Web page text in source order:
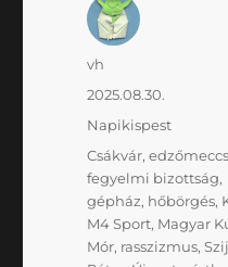
Szerző
vh
Közzétéve
2025.08.30.
Kategória
Napikispest
Címke
Csákvár,edzőmeccs
fegyelmi bizottság,
gépház, hőbörgés,
M4 Sport, Magyar
Mór, rasszizmus,